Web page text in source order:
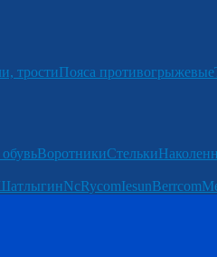
тростиПояса противогрыжевые
ВоротникиСтельки
NcRycomIesunBerrcom